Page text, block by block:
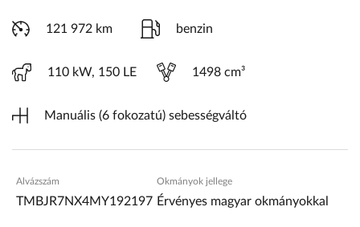
121 972 km benzin
110 kW, 150 LE 1498 cm³
Manuális (6 fokozatú) sebességváltó
Alvázszám
TMBJR7NX4MY192197
Okmányok jellege
Érvényes magyar okmányokkal